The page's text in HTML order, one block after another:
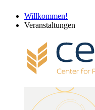
Willkommen!
Veranstaltungen